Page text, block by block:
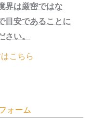
界は厳密ではな
目安であることに
さい。
こちら
ォーム